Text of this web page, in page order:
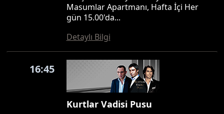
Masumlar Apartmanı, Hafta İçi Her
gün 15.00'da...
Detaylı Bilgi
16:45
Kurtlar Vadisi Pusu